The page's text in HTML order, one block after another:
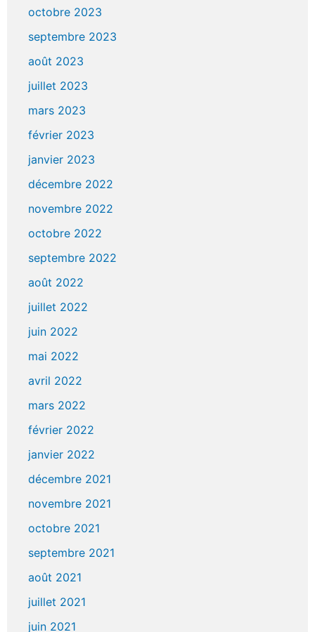
octobre 2023
septembre 2023
août 2023
juillet 2023
mars 2023
février 2023
janvier 2023
décembre 2022
novembre 2022
octobre 2022
septembre 2022
août 2022
juillet 2022
juin 2022
mai 2022
avril 2022
mars 2022
février 2022
janvier 2022
décembre 2021
novembre 2021
octobre 2021
septembre 2021
août 2021
juillet 2021
juin 2021